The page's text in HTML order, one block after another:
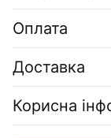
Оплата
Доставка
Корисна